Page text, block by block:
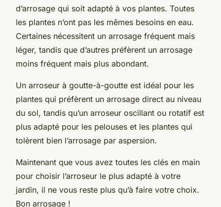
d’arrosage qui soit adapté à vos plantes. Toutes
les plantes n’ont pas les mêmes besoins en eau.
Certaines nécessitent un arrosage fréquent mais
léger, tandis que d’autres préfèrent un arrosage
moins fréquent mais plus abondant.
Un arroseur à goutte-à-goutte est idéal pour les
plantes qui préfèrent un arrosage direct au niveau
du sol, tandis qu’un arroseur oscillant ou rotatif est
plus adapté pour les pelouses et les plantes qui
tolèrent bien l’arrosage par aspersion.
Maintenant que vous avez toutes les clés en main
pour choisir l’arroseur le plus adapté à votre
jardin, il ne vous reste plus qu’à faire votre choix.
Bon arrosage !